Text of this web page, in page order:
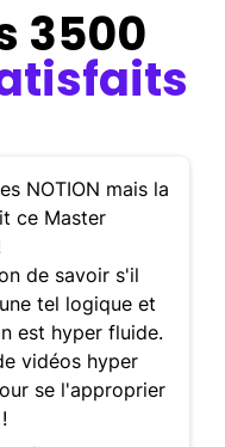
3500
NOTION mais la
ce Master
de savoir s'il
tel logique et
est hyper fluide.
vidéos hyper
se l'approprier